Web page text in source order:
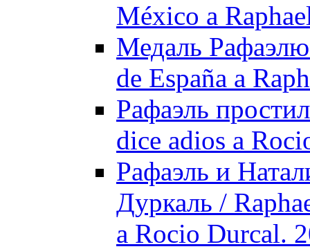
México a
Медаль
de España a
Рафаэль
dice adios a
Рафаэль и
Дуркаль /
a Rocio Durcal.